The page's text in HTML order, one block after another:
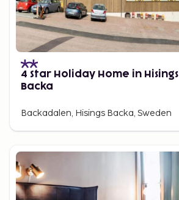
4 Star Holiday Home in Hisings
Backa
Backadalen, Hisings Backa, Sweden